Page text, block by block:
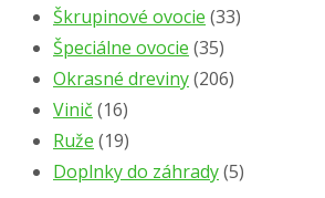
Škrupinové ovocie (33)
Špeciálne ovocie (35)
Okrasné dreviny(206)
Vinič (16)
Ruže (19)
Doplnky do záhrady(5)